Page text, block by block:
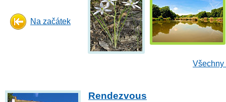
Na začátek
Všechny
Rendezvous